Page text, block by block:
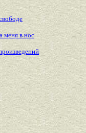
меня в нос